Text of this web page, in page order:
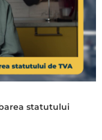
statutului